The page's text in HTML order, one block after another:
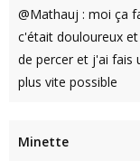
@Mathauj : moi ça
c'était douloureux
de percer et j'ai fais
plus vite possible
Minette